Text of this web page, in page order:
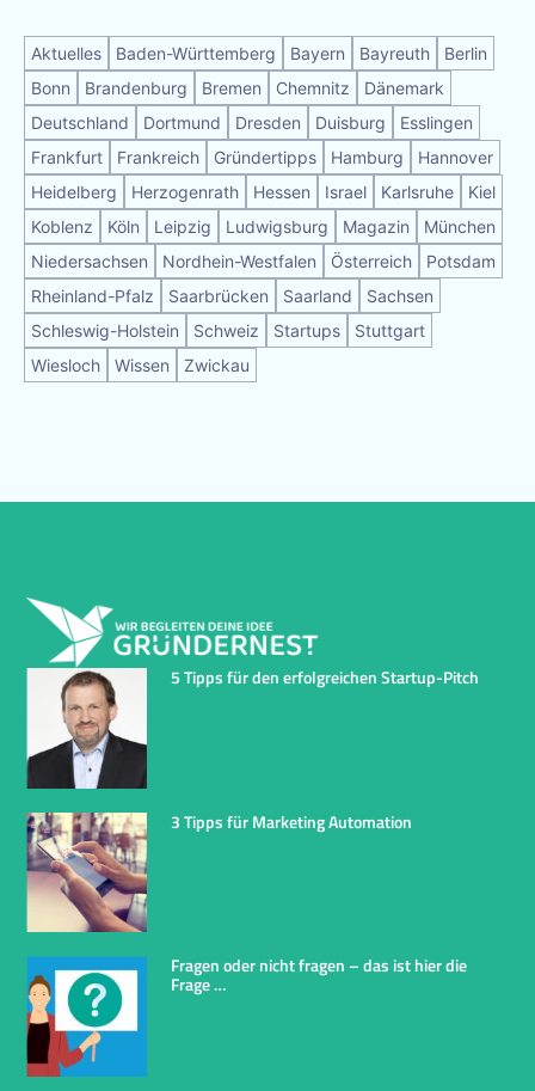
Aktuelles Baden-Württemberg Bayern Bayreuth
Berlin
Bonn
Brandenburg Bremen Chemnitz
Dänemark
Deutschland
Dortmund Dresden Duisburg
Esslingen
Frankfurt
Frankreich Gründertipps Hamburg
Hannover
Heidelberg
Herzogenrath Hessen Israel Karlsruhe
Kiel
Koblenz
Köln Leipzig Ludwigsburg Magazin
München
Niedersachsen
Nordhein-Westfalen Österreich
Potsdam
Rheinland-Pfalz
Saarbrücken Saarland
Sachsen
Schleswig-Holstein
Schweiz Startups
Stuttgart
Wiesloch
Wissen Zwickau
5 Tipps für den erfolgreichen Startup-Pitch
3 Tipps für Marketing Automation
Fragen oder nicht fragen – das ist hier die
Frage …